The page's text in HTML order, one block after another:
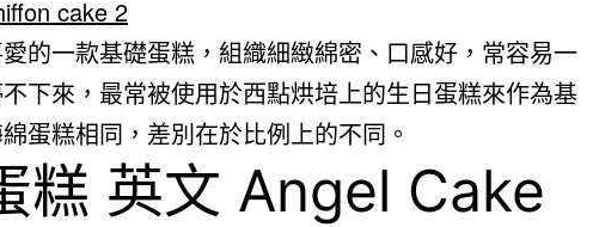
的一款基礎蛋糕，組織細緻綿密、口感好，常容易一
下來，最常被使用於西點烘培上的生日蛋糕來作為基
蛋糕相同，差別在於比例上的不同。
糕 英文 Angel Cake